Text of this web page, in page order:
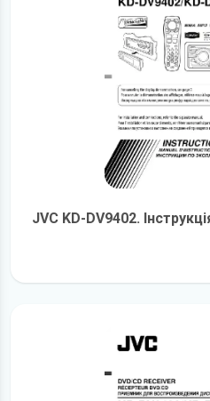
JVC KD-DV9402.